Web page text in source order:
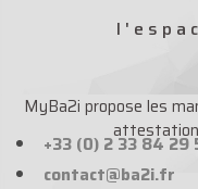
MyBa2i propose les
+33 (0) 2 33 84 29
contact@ba2i.fr